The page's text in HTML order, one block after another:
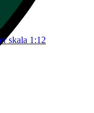
skala 1:12